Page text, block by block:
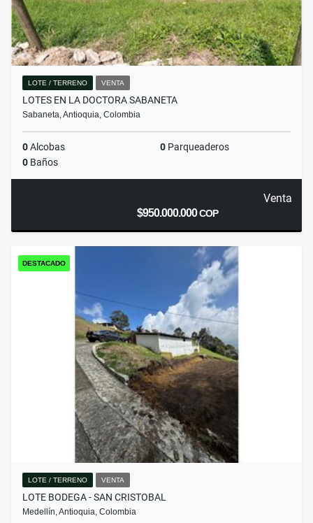
LOTE / TERRENO VENTA
LOTES EN LA DOCTORA SABANETA
Sabaneta, Antioquia, Colombia
0Alcobas 0 Parqueaderos
0 Baños
Venta
$950.000.000COP
DESTACADO
LOTE / TERRENO VENTA
LOTE BODEGA - SAN CRISTOBAL
Medellín, Antioquia, Colombia